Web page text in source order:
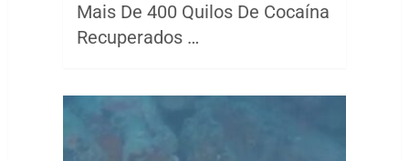
Mais De 400 Quilos De Cocaína
Recuperados …